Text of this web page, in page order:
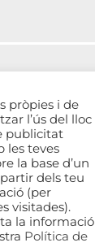
pròpies i de
l’ús del lloc
publicitat
les teves
la base d’un
dels teu
(per
visitades).
la informació
Política de